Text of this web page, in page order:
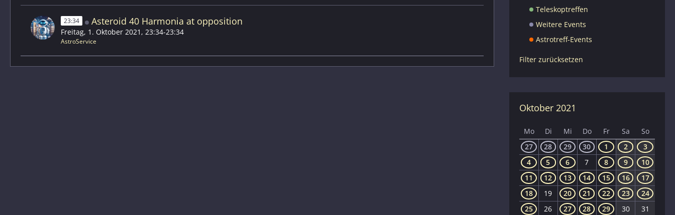
23:34 Asteroid 40 Harmonia at opposition
Freitag, 1. Oktober 2021, 23:34-23:34
AstroService
Teleskoptreffen
Weitere Events
Astrotreff-Events
Filter zurücksetzen
Oktober 2021
Mo Di Mi Do Fr Sa
So
27
28 29 30 1 2
3
4
5 6 7 8 9
10
11
12 13 14 15 16
17
18
19 20 21 22 23
24
25
26 27 28 29 30 31